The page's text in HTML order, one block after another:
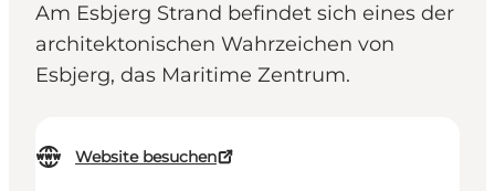
Am Esbjerg Strand befindet sich eines der
architektonischen Wahrzeichen von
Esbjerg, das Maritime Zentrum.
Website besuchen